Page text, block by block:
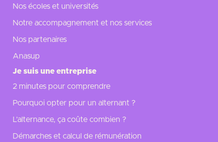
Nos écoles et universités
Notre accompagnement et nos services
Nos partenaires
Anasup
Je suis une entreprise
2 minutes pour comprendre
Pourquoi opter pour un alternant ?
L’alternance, ça coûte combien ?
Démarches et calcul de rémunération